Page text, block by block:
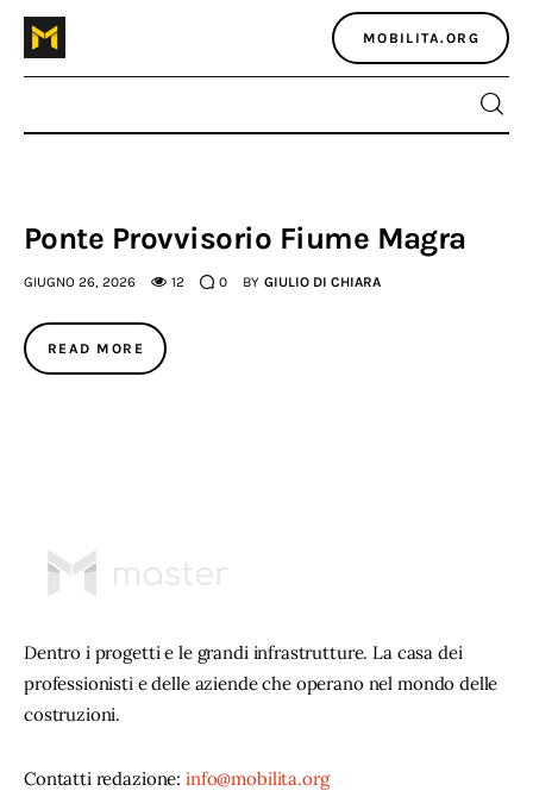
MOBILITA.ORG
Home
Atlante dei masters
Argomenti
Ponte Provvisorio Fiume Magra
GIUGNO 26, 2026 12 0 BY GIULIO DI CHIARA
READ MORE
Dentro i progetti e le grandi infrastrutture. La casa dei
professionisti e delle aziende che operano nel mondo delle
costruzioni.
Contatti redazione: info@mobilita.org